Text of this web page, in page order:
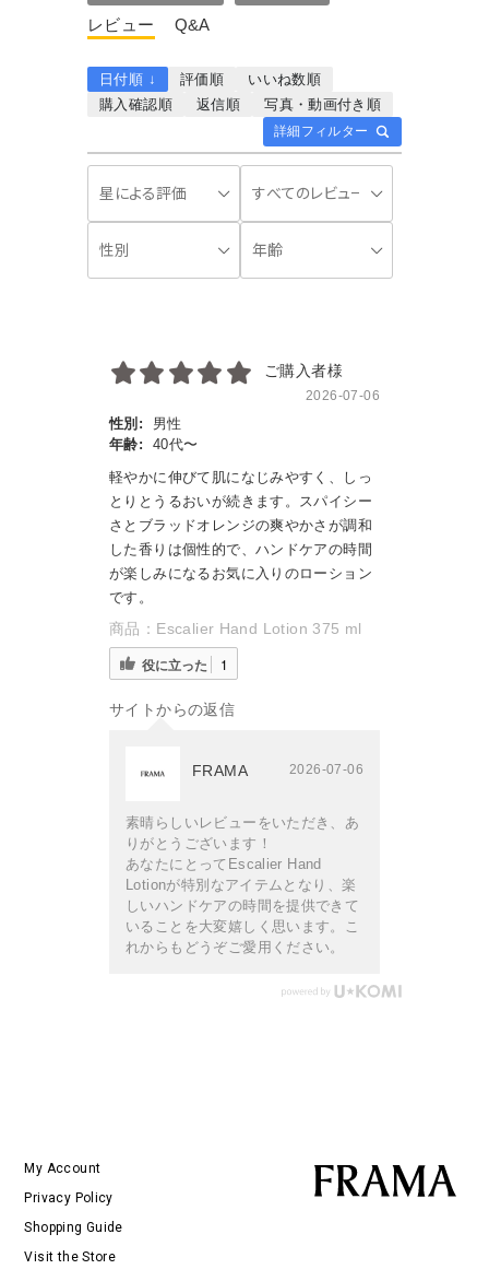
レビュー Q&A
詳細フィルター
日付順 ↓ 評価順
いいね数順
購入確認順
返信順 写真・動画付き順
ご購入者様
2026-07-06
性別:
男性
年齢:
40代〜
軽やかに伸びて肌になじみやすく、しっ
とりとうるおいが続きます。スパイシー
さとブラッドオレンジの爽やかさが調和
した香りは個性的で、ハンドケアの時間
が楽しみになるお気に入りのローション
です。
商品： Escalier Hand Lotion 375 ml
役に立った 1
サイトからの返信
FRAMA 2026-07-06
素晴らしいレビューをいただき、あ
りがとうございます！
あなたにとってEscalier Hand
Lotionが特別なアイテムとなり、楽
しいハンドケアの時間を提供できて
いることを大変嬉しく思います。こ
れからもどうぞご愛用ください。
My Account
Privacy Policy
Shopping Guide
Visit the Store